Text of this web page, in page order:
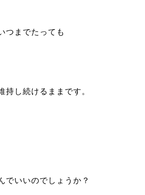
つまでたっても
持し続けるままです。
でいいのでしょうか？